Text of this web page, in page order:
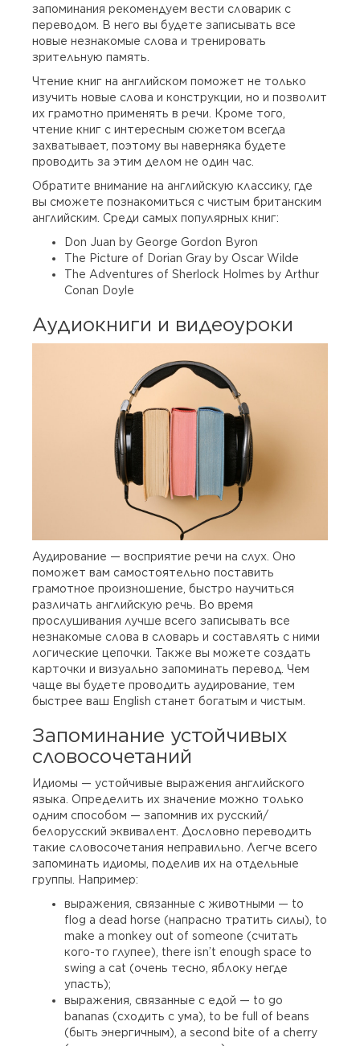
запоминания рекомендуем вести словарик с
переводом. В него вы будете записывать все
новые незнакомые слова и тренировать
зрительную память.
Чтение книг на английском поможет не только
изучить новые слова и конструкции, но и позволит
их грамотно применять в речи. Кроме того,
чтение книг с интересным сюжетом всегда
захватывает, поэтому вы наверняка будете
проводить за этим делом не один час.
Обратите внимание на английскую классику, где
вы сможете познакомиться с чистым британским
английским. Среди самых популярных книг:
Don Juan by George Gordon Byron
The Picture of Dorian Gray by Oscar Wilde
The Adventures of Sherlock Holmes by Arthur
Conan Doyle
Аудиокниги и видеоуроки
Аудирование — восприятие речи на слух. Оно
поможет вам самостоятельно поставить
грамотное произношение, быстро научиться
различать английскую речь. Во время
прослушивания лучше всего записывать все
незнакомые слова в словарь и составлять с ними
логические цепочки. Также вы можете создать
карточки и визуально запоминать перевод. Чем
чаще вы будете проводить аудирование, тем
быстрее ваш English станет богатым и чистым.
Запоминание устойчивых
словосочетаний
Идиомы — устойчивые выражения английского
языка. Определить их значение можно только
одним способом — запомнив их русский/
белорусский эквивалент. Дословно переводить
такие словосочетания неправильно. Легче всего
запоминать идиомы, поделив их на отдельные
группы. Например:
выражения, связанные с животными — to
flog a dead horse (напрасно тратить силы), to
make a monkey out of someone (считать
кого-то глупее), there isn’t enough space to
swing a cat (очень тесно, яблоку негде
упасть);
выражения, связанные с едой — to go
bananas (сходить с ума), to be full of beans
(быть энергичным), a second bite of a cherry